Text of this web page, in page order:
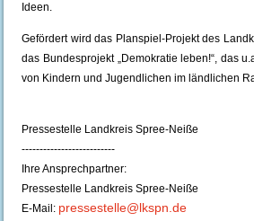
Ideen.
Gefördert wird das Planspiel-Projekt des
das Bundesprojekt „Demokratie leben!“, das
von Kindern und Jugendlichen im ländlichen
Pressestelle Landkreis Spree-Neiße
--------------------------
Ihre Ansprechpartner:
Pressestelle Landkreis Spree-Neiße
E-Mail: pressestelle@lkspn.de